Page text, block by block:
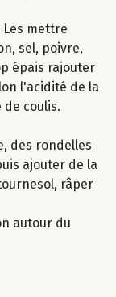
Les mettre
sel, poivre,
épais rajouter
l'acidité de la
coulis.
des rondelles
ajouter de la
râper
autour du